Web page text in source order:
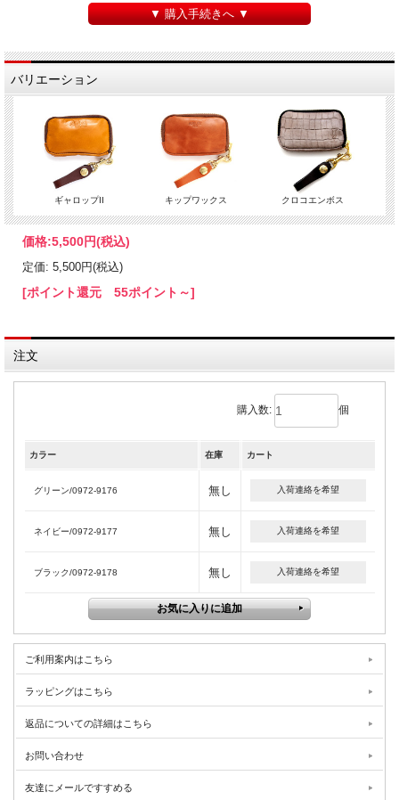
▼ 購入手続きへ ▼
バリエーション
ギャロップII キップワックス クロコエンボス
価格:5,500円(税込)
定価: 5,500円(税込)
[ポイント還元 55ポイント～]
注文
購入数: 個
カラー 在庫 カート
グリーン/0972-9176 無し 入荷連絡を希望
ネイビー/0972-9177 無し 入荷連絡を希望
ブラック/0972-9178 無し 入荷連絡を希望
ご利用案内はこちら
ラッピングはこちら
返品についての詳細はこちら
お問い合わせ
友達にメールですすめる